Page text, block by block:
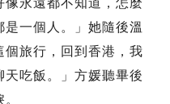
永遠都不知道，怎麼
一個人。」她隨後溫
個旅行，回到香港，我
吃飯。」方媛聽畢後